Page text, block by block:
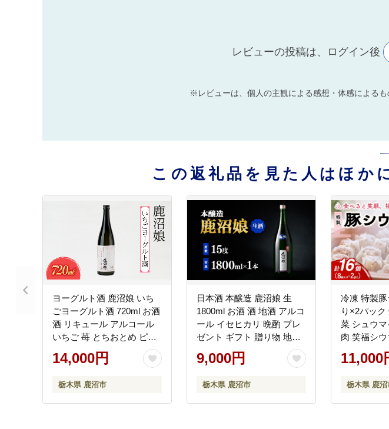
レビューの投稿は、ログイン後
※レビューは、個人の主観による感想・体感による
この返礼品を見た人はほか
ヨーグルト酒 鹿沼娘 いち
ごヨーグルト酒 720ml お酒
酒 リキュール アルコール
いちご 苺 とちおとめ ピュ
ーレ プレゼント ギフト 贈
り物 地産地消 鹿沼市 栃木
14,000円
栃木県 鹿沼市
日本酒 本醸造 鹿沼娘 生
1800ml お酒 酒 地酒 アルコ
ール イセヒカリ 晩酌 プレ
ゼント ギフト 贈り物 地産
地消 鹿沼市 栃木県 ※離島
への配送不可
9,000円
栃木県 鹿沼市
冷凍 特製豚
り×2パッ
菜 シュウ
肉 笑福シ
顔 縁起の
さっぱり
11,000
栃木県 鹿沼